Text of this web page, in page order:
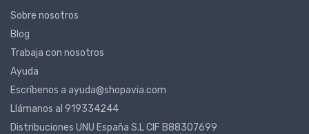
Sobre nosotros
Blog
Trabaja con nosotros
Ayuda
Escríbenos a ayuda@shopavia.com
Llámanos al 919334244
Distribuciones UNU España S.L CIF B88307699